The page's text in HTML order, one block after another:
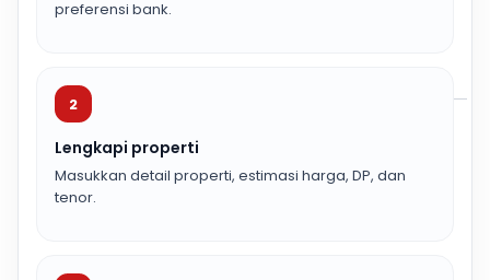
preferensi bank.
2
Lengkapi properti
Masukkan detail properti, estimasi harga, DP, dan
tenor.